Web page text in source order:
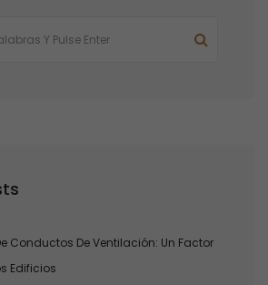
Conductos De Ventilación: Un Factor
Edificios